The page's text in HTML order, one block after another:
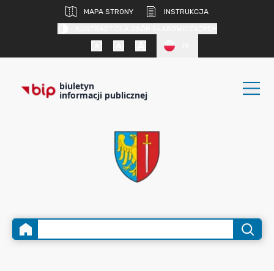
MAPA STRONY
INSTRUKCJA
biuletyn
informacji publicznej